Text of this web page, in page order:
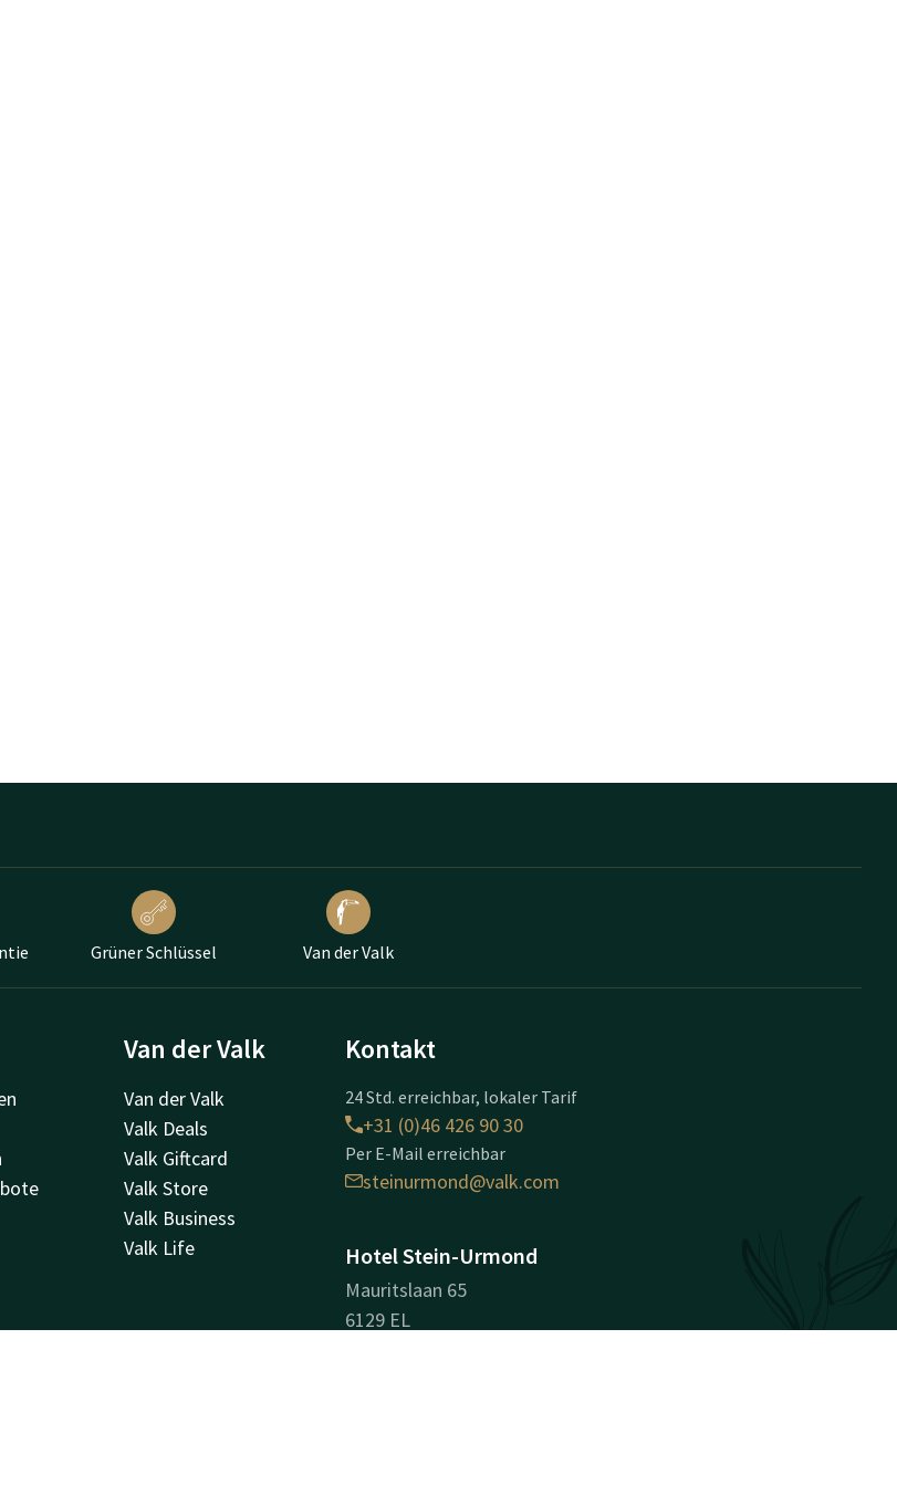
Grüner Schlüssel Van der Valk
Van der Valk
Van der Valk
Valk Deals
Valk Giftcard
Valk Store
Valk Business
Valk Life
Kontakt
24 Std. erreichbar, lokaler Tarif
+31 (0)46 426 90 30
Per E-Mail erreichbar
steinurmond@valk.com
Hotel Stein-Urmond
Mauritslaan 65
6129 EL